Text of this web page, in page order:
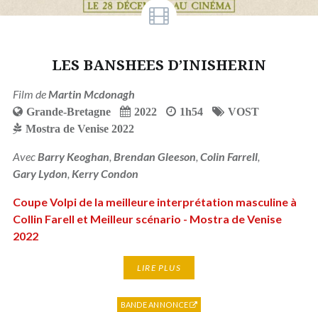
LES BANSHEES D’INISHERIN
Film deMartin Mcdonagh
Grande-Bretagne 2022 1h54
VOST
Mostra de Venise 2022
AvecBarry Keoghan, Brendan Gleeson, Colin Farrell,
Gary Lydon, Kerry Condon
Coupe Volpi de la meilleure interprétation masculine à
Collin Farell et Meilleur scénario - Mostra de Venise
2022
LIRE PLUS
BANDE ANNONCE